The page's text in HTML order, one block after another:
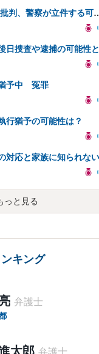
LINEで会社批判、警
予中 冤罪
行猶予の可能性は？
っと見る
キング
弁護士
太郎 弁護士